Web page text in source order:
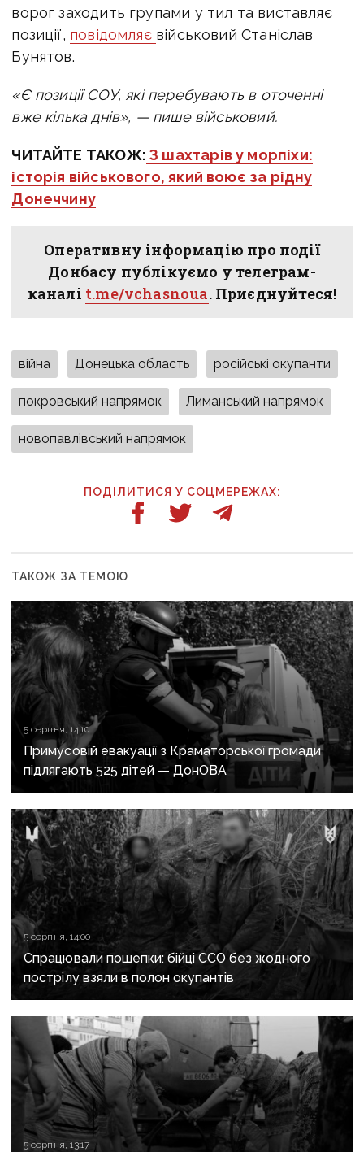
ворог заходить групами у тил та виставляє
позиції, повідомляє військовий Станіслав
Бунятов.
«Є позиції СОУ, які перебувають в оточенні
вже кілька днів», — пише військовий.
ЧИТАЙТЕ ТАКОЖ: З шахтарів у морпіхи:
історія військового, який воює за рідну
Донеччину
Оперативну інформацію про події
Донбасу публікуємо у телеграм-
каналі t.me/vchasnoua. Приєднуйтеся!
війна Донецька область російські окупанти
покровський напрямок Лиманський напрямок
новопавлівський напрямок
ПОДІЛИТИСЯ У СОЦМЕРЕЖАХ:
ТАКОЖ ЗА ТЕМОЮ
5 серпня, 14:10
Примусовій евакуації з Краматорської громади
підлягають 525 дітей — ДонОВА
5 серпня, 14:00
Спрацювали пошепки: бійці ССО без жодного
пострілу взяли в полон окупантів
5 серпня, 13:17